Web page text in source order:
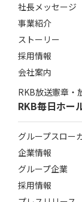
社長メッセージ
事業紹介
ストーリー
採用情報
会社案内
RKB放送憲章・
RKB毎日ホー
グループスロー
企業情報
グループ企業
採用情報